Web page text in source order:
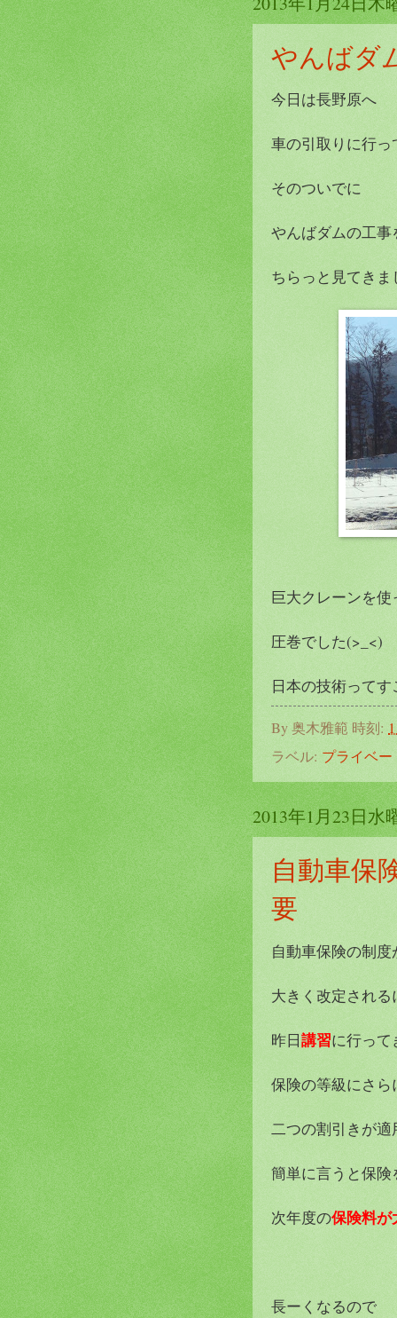
やんばダ
今日は長野原へ
車の引取りに行
そのついでに
やんばダムの工事
ちらっと見てき
巨大クレーンを使
圧巻でした(>_<)
日本の技術って
By奥木雅範 時刻:
ラベル: プライベー
2013年1月23日水
自動車保
要
自動車保険の制度
大きく改定され
昨日講習に行っ
保険の等級にさら
二つの割引きが
簡単に言うと保険
次年度の保険料が
長ーくなるので